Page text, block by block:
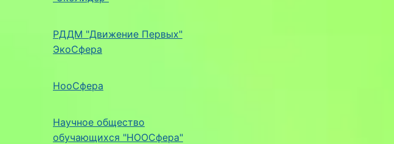
РДДМ "Движение Первых"
ЭкоСфера
НооСфера
Научное общество
обучающихся "НООСфера"